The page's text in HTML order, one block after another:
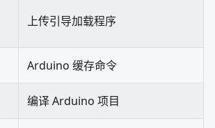
上传引导加载程序
Arduino 缓存命令
编译 Arduino 项目